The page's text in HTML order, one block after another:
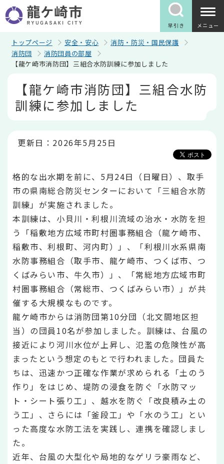
の
ペ
早引き メニュー
トップページ 安全・安心
消防・防災・国民保護
消防団
消防団員の部屋
【龍ケ崎市消防団】三組合水防訓練に参加しました
【龍ケ崎市消防団】三組合水防
訓練に参加しました
更新日：2026年5月25日
格的な出水期を前に、5月24日（日曜日）、取手
市の県南総合防災センターにおいて「三組合水防
訓練」が実施されました。
本訓練は、小貝川・利根川流域の治水・水防を担
う「稲敷地方広域市町村圏事務組合（龍ケ崎市、
稲敷市、利根町、河内町）」、「利根川水系県南
水防事務組合（取手市、龍ケ崎市、つくば市、つ
くばみらい市、牛久市）」、「常総地方広域市町
村圏事務組合（常総市、つくばみらい市）」が共
催する大規模なものです。
龍ケ崎市からは消防団第10分団（北文間地区担
当）の団員10名が参加しました。訓練は、台風の
接近により河川水位が上昇し、氾濫の危険性が高
まったという想定のもとで行われました。団員た
ちは、迅速かつ正確な作業が求められる「土のう
作り」をはじめ、堤防の浸食を防ぐ「水防マッ
ト・シート張り工」、越水を防ぐ「改良積み土の
う工」、さらには「釜段工」や「水のう工」とい
った高度な水防工法を実践し、連携を確認しまし
た。
近年、台風の大型化や局地的なゲリラ豪雨など、